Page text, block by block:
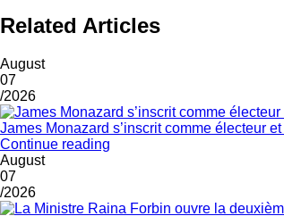
Related Articles
August
07
/2026
James Monazard s’inscrit comme électeur
Continue reading
August
07
/2026